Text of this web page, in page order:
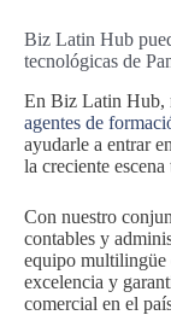
Biz Latin Hub
tecnológicas de
En Biz Latin Hub,
agentes de
ayudarle a entrar
la creciente
Con nuestro
contables y
equipo multilingüe
excelencia y
comercial en el